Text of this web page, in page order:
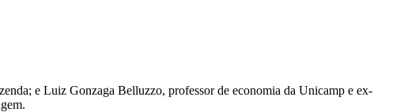
e Luiz Gonzaga Belluzzo, professor de economia da Unicamp e ex-